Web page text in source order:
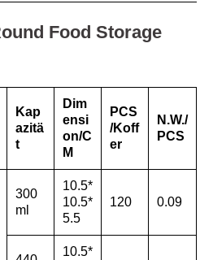
Food Storage
Kap
azitä
t
Dim
ensi
on/C
M
PCS
/Koff
er
N.W./
PCS
300
ml
10.5*
10.5*
5.5
120 0.09
10.5*